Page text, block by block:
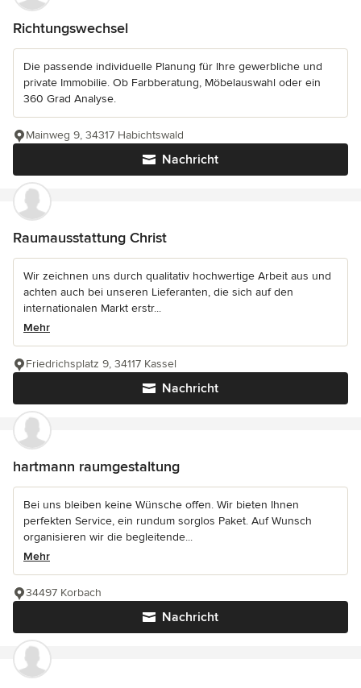
Richtungswechsel
Die passende individuelle Planung für Ihre gewerbliche und
private Immobilie. Ob Farbberatung, Möbelauswahl oder ein
360 Grad Analyse.
Nachricht
Mainweg 9, 34317 Habichtswald
Raumausstattung Christ
Wir zeichnen uns durch qualitativ hochwertige Arbeit aus und
achten auch bei unseren Lieferanten, die sich auf den
internationalen Markt erstr...
Mehr
Nachricht
Friedrichsplatz 9, 34117 Kassel
hartmann raumgestaltung
Bei uns bleiben keine Wünsche offen. Wir bieten Ihnen
perfekten Service, ein rundum sorglos Paket. Auf Wunsch
organisieren wir die begleitende...
Mehr
Nachricht
34497 Korbach